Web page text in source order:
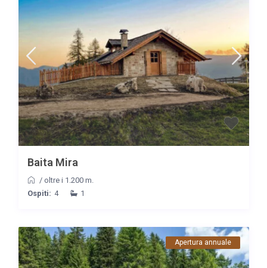
Baita Mira
/ oltre i 1.200 m.
Ospiti: 4 1
Apertura annuale